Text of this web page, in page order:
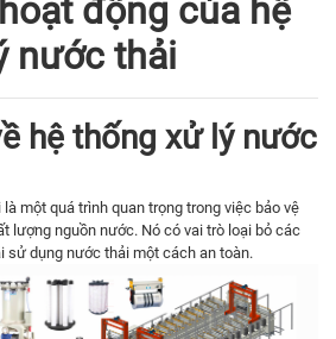
động của hệ
nước thải
hệ thống xử lý nước
một quá trình quan trọng trong việc bảo vệ
lượng nguồn nước. Nó có vai trò loại bỏ các
sử dụng nước thải một cách an toàn.